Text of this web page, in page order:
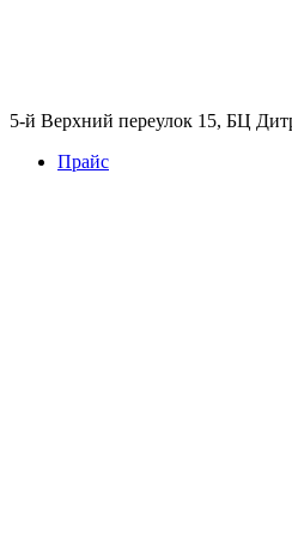
5-й Верхний переулок 15, БЦ
Прайс